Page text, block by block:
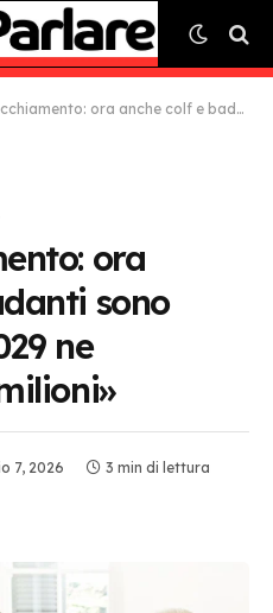
e badanti sono anziani. «Nel 2029 ne serviranno 2,2 milioni»
ora
sono
ne
7, 2026 3 min di lettura